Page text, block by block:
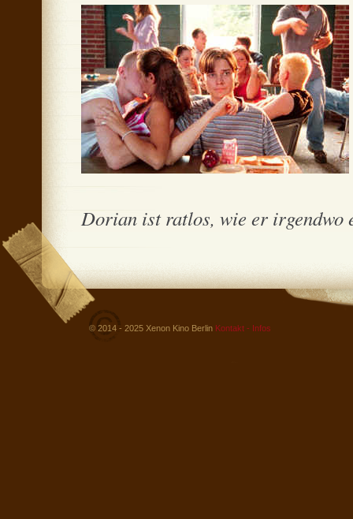
Dorian ist ratlos, wie er irgendwo
© 2014 - 2025 Xenon Kino Berlin Kontakt - Infos